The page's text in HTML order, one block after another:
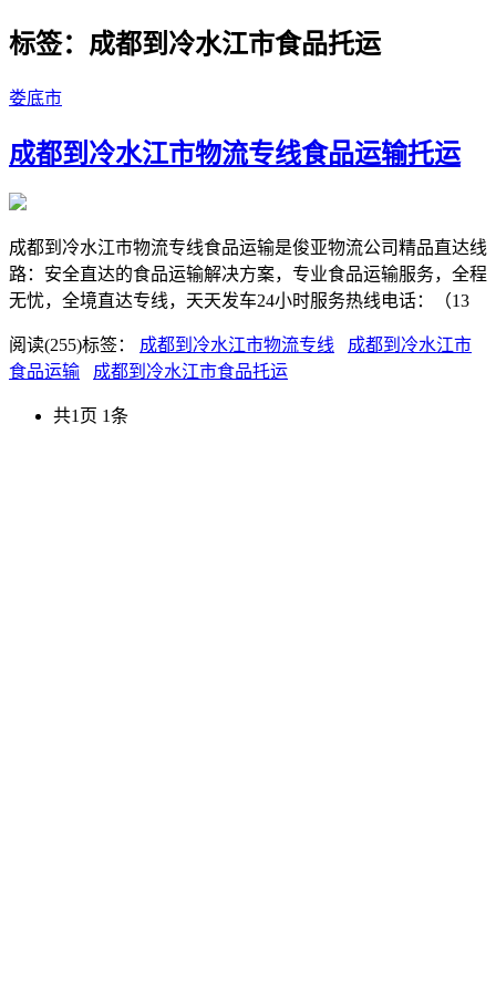
标签：成都到冷水江市食品托运
娄底市
成都到冷水江市物流专线食品运输托运
成都到冷水江市物流专线食品运输是俊亚物流公司精品直达线
路：安全直达的食品运输解决方案，专业食品运输服务，全程
无忧，全境直达专线，天天发车24小时服务热线电话：（13
阅读(255)标签： 成都到冷水江市物流专线
成都到冷水江市
食品运输
成都到冷水江市食品托运
共1页 1条